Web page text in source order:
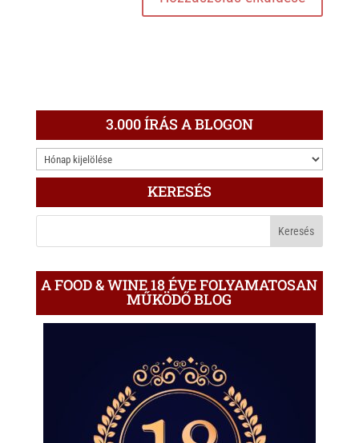
3.000 ÍRÁS A BLOGON
3.000
ÍRÁS
KERESÉS
A FOOD & WINE 18 ÉVE FOLYAMATOSAN
MŰKÖDŐ BLOG